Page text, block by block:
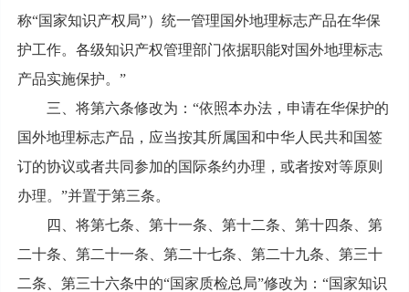
称“国家知识产权局”）统一管理国外地理标志产品在华保
护工作。各级知识产权管理部门依据职能对国外地理标志
产品实施保护。”
三、将第六条修改为：“依照本办法，申请在华保护的
国外地理标志产品，应当按其所属国和中华人民共和国签
订的协议或者共同参加的国际条约办理，或者按对等原则
办理。”并置于第三条。
四、将第七条、第十一条、第十二条、第十四条、第
二十条、第二十一条、第二十七条、第二十九条、第三十
二条、第三十六条中的“国家质检总局”修改为：“国家知识